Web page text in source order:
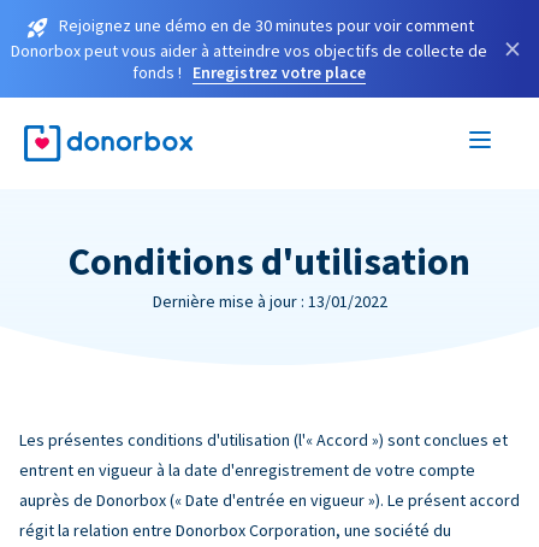
Rejoignez une démo en de 30 minutes pour voir comment
Donorbox peut vous aider à atteindre vos objectifs de collecte de
fonds !
Enregistrez votre place
×
Conditions d'utilisation
Dernière mise à jour : 13/01/2022
Les présentes conditions d'utilisation (l'« Accord ») sont conclues et
entrent en vigueur à la date d'enregistrement de votre compte
auprès de Donorbox (« Date d'entrée en vigueur »). Le présent accord
régit la relation entre Donorbox Corporation, une société du